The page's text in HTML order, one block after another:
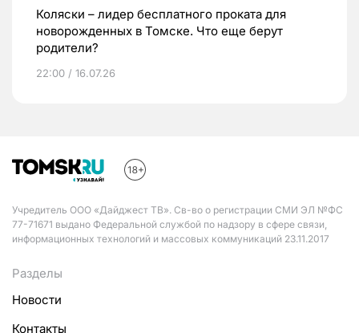
Коляски – лидер бесплатного проката для
новорожденных в Томске. Что еще берут
родители?
22:00 / 16.07.26
Учредитель ООО «Дайджест ТВ». Св-во о регистрации СМИ ЭЛ №ФС
77-71671 выдано Федеральной службой по надзору в сфере связи,
информационных технологий и массовых коммуникаций 23.11.2017
Разделы
Новости
Контакты